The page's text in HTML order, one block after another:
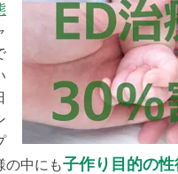
の中にも子作り目的の